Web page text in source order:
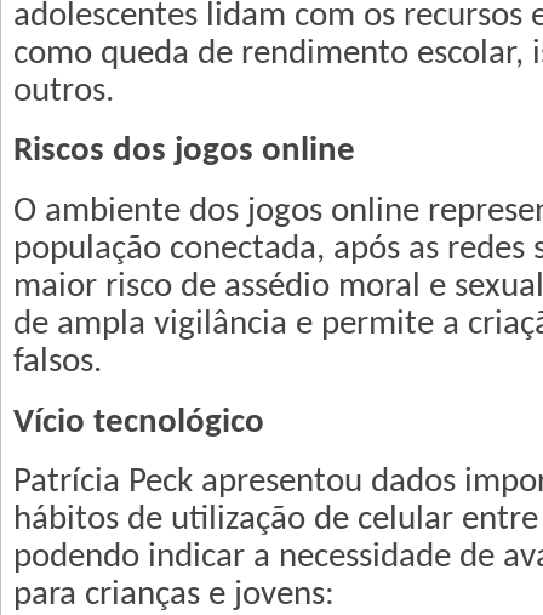
adolescentes lidam com os recursos
como queda de rendimento escolar,
outros.
Riscos dos jogos online
O ambiente dos jogos online
população conectada, após as redes
maior risco de assédio moral e
de ampla vigilância e permite a
falsos.
Vício tecnológico
Patrícia Peck apresentou dados
hábitos de utilização de celular
podendo indicar a necessidade de
para crianças e jovens: